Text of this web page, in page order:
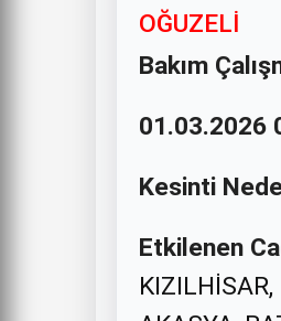
OĞUZELİ
Bakım
01.03.2026
Kesinti
Etkilenen